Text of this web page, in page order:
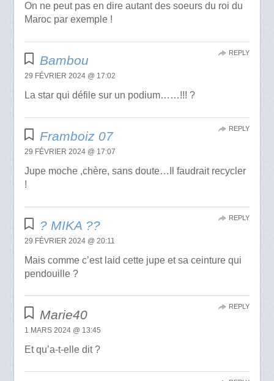
On ne peut pas en dire autant des soeurs du roi du
Maroc par exemple !
Bambou
29 FÉVRIER 2024 @ 17:02
La star qui défile sur un podium……!!! ?
REPLY
Framboiz 07
29 FÉVRIER 2024 @ 17:07
Jupe moche ,chère, sans doute…Il faudrait recycler
!
REPLY
? MIKA ?️?
29 FÉVRIER 2024 @ 20:11
Mais comme c’est laid cette jupe et sa ceinture qui
pendouille ?
REPLY
Marie40
1 MARS 2024 @ 13:45
Et qu’a-t-elle dit ?
REPLY